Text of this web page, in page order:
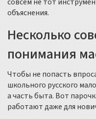
объяснения.
Несколько
понимания
Чтобы не попасть
школьного русского
а часть быта. Вот
работают даже для